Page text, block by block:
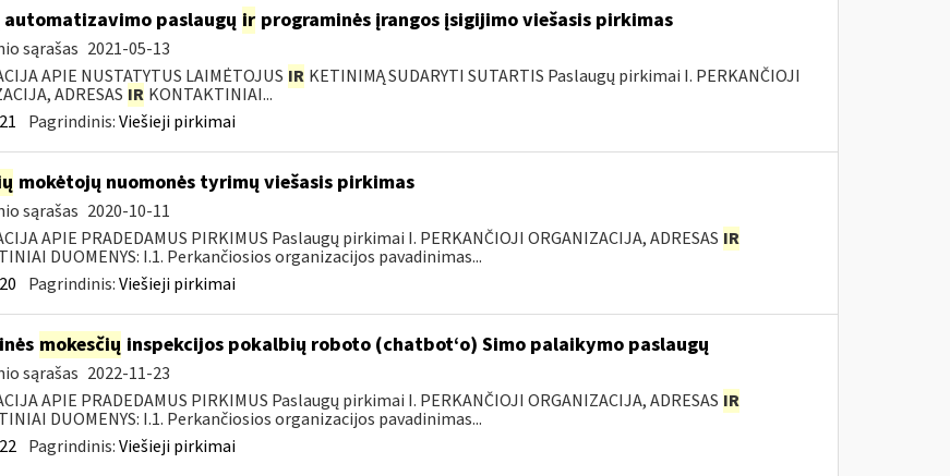
automatizavimo paslaugų irprograminės įrangos įsigijimo viešasis pirkimas
sąrašas 2021-05-13
APIE NUSTATYTUS LAIMĖTOJUS IR KETINIMĄ SUDARYTI SUTARTIS Paslaugų pirkimai I. PERKANČIOJI
ADRESAS IR KONTAKTINIAI...
Pagrindinis:Viešieji pirkimai
mokėtojų nuomonės tyrimų viešasis pirkimas
sąrašas 2020-10-11
APIE PRADEDAMUS PIRKIMUS Paslaugų pirkimai I. PERKANČIOJI ORGANIZACIJA, ADRESAS IR
DUOMENYS: I.1. Perkančiosios organizacijos pavadinimas...
Pagrindinis:Viešieji pirkimai
mokesčių inspekcijos pokalbių roboto (chatbot‘o) Simo palaikymo paslaugų
sąrašas 2022-11-23
APIE PRADEDAMUS PIRKIMUS Paslaugų pirkimai I. PERKANČIOJI ORGANIZACIJA, ADRESAS IR
DUOMENYS: I.1. Perkančiosios organizacijos pavadinimas...
Pagrindinis:Viešieji pirkimai